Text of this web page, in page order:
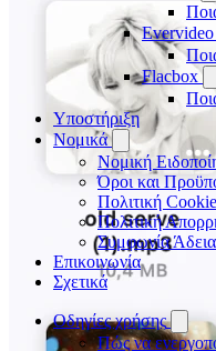
Evervideo
Flacbox
Υποστήριξη
Νομικά
Νομική
Όροι και
Πολιτική
Πολιτική
Συμφωνία
Επικοινωνία
Σχετικά
Οδηγίες χρήσης
Πώς να